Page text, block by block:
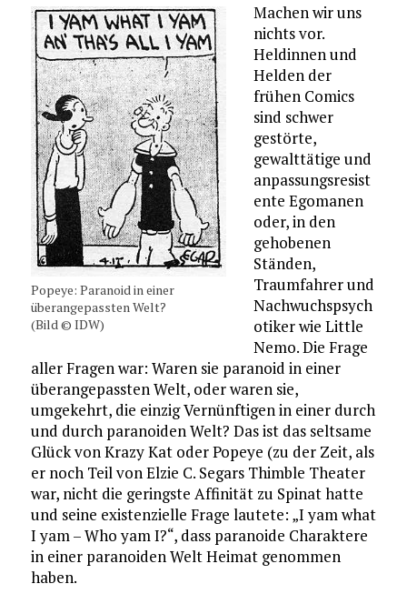
Popeye: Paranoid in einer
überangepassten Welt?
(Bild © IDW)
Machen wir uns
nichts vor.
Heldinnen und
Helden der
frühen Comics
sind schwer
gestörte,
gewalttätige und
anpassungsresist
ente Egomanen
oder, in den
gehobenen
Ständen,
Traumfahrer und
Nachwuchspsych
otiker wie Little
Nemo. Die Frage
aller Fragen war: Waren sie paranoid in einer
überangepassten Welt, oder waren sie,
umgekehrt, die einzig Vernünftigen in einer durch
und durch paranoiden Welt? Das ist das seltsame
Glück von Krazy Kat oder Popeye (zu der Zeit, als
er noch Teil von Elzie C. Segars Thimble Theater
war, nicht die geringste Affinität zu Spinat hatte
und seine existenzielle Frage lautete: „I yam what
I yam – Who yam I?“, dass paranoide Charaktere
in einer paranoiden Welt Heimat genommen
haben.